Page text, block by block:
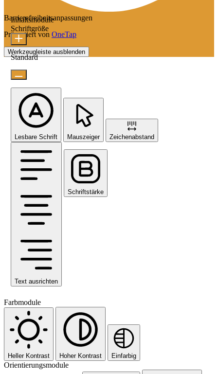
Barrierefreiheitsanpassungen
Präsentiert von OneTap
Werkzeugleiste ausblenden
Inhaltsmodule
Schriftgröße
Standard
Lesbare Schrift Mauszeiger Zeichenabstand
Text ausrichten
Schriftstärke
Farbmodule
Heller Kontrast Hoher Kontrast Einfarbig
Orientierungsmodule